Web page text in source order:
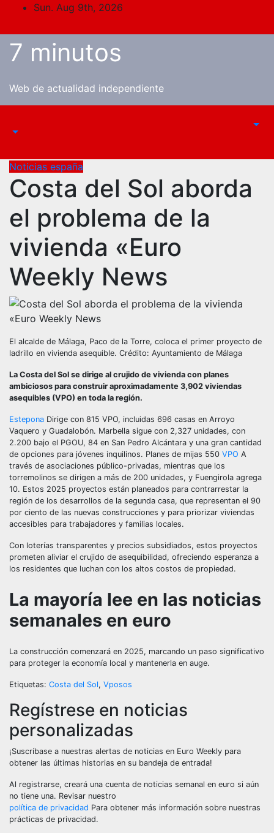
content
Sun. Aug 9th, 2026
7 minutos
Web de actualidad independiente
Noticias españa
Costa del Sol aborda
el problema de la
vivienda «Euro
Weekly News
El alcalde de Málaga, Paco de la Torre, coloca el primer proyecto de
ladrillo en vivienda asequible. Crédito: Ayuntamiento de Málaga
La Costa del Sol se dirige al crujido de vivienda con planes
ambiciosos para construir aproximadamente 3,902 viviendas
asequibles (VPO) en toda la región.
Estepona Dirige con 815 VPO, incluidas 696 casas en Arroyo
Vaquero y Guadalobón. Marbella sigue con 2,327 unidades, con
2.200 bajo el PGOU, 84 en San Pedro Alcántara y una gran cantidad
de opciones para jóvenes inquilinos. Planes de mijas 550 VPO A
través de asociaciones público-privadas, mientras que los
torremolinos se dirigen a más de 200 unidades, y Fuengirola agrega
10. Estos 2025 proyectos están planeados para contrarrestar la
región de los desarrollos de la segunda casa, que representan el 90
por ciento de las nuevas construcciones y para priorizar viviendas
accesibles para trabajadores y familias locales.
Con loterías transparentes y precios subsidiados, estos proyectos
prometen aliviar el crujido de asequibilidad, ofreciendo esperanza a
los residentes que luchan con los altos costos de propiedad.
La mayoría lee en las noticias
semanales en euro
La construcción comenzará en 2025, marcando un paso significativo
para proteger la economía local y mantenerla en auge.
Etiquetas: Costa del Sol, Vposos
Regístrese en noticias
personalizadas
¡Suscríbase a nuestras alertas de noticias en Euro Weekly para
obtener las últimas historias en su bandeja de entrada!
Al registrarse, creará una cuenta de noticias semanal en euro si aún
no tiene una. Revisar nuestro
política de privacidad Para obtener más información sobre nuestras
prácticas de privacidad.